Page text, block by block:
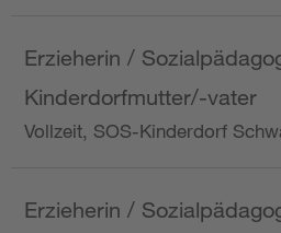
Erzieherin /
Kinderdorfmutter/-vater
Vollzeit, SOS-Kinderdorf
Erzieherin /